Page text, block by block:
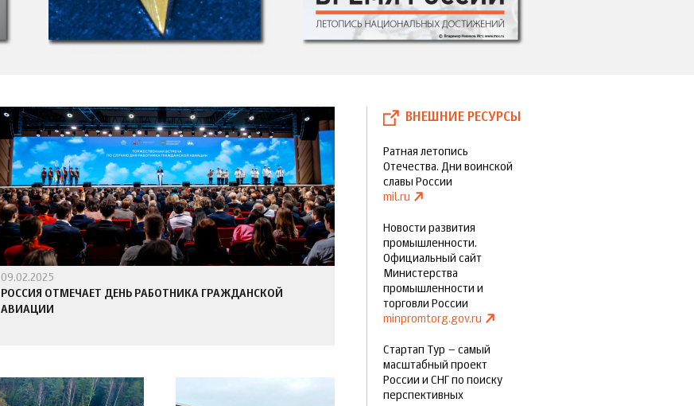
ВНЕШНИЕ РЕСУРСЫ
Ратная летопись
Отечества. Дни воинской
славы России
mil.ru
Новости развития
промышленности.
Официальный сайт
Министерства
промышленности и
торговли России
minpromtorg.gov.ru
Стартап Тур – самый
масштабный проект
России и СНГ по поиску
перспективных
09.02.2025
РОССИЯ ОТМЕЧАЕТ ДЕНЬ РАБОТНИКА ГРАЖДАНСКОЙ
АВИАЦИИ